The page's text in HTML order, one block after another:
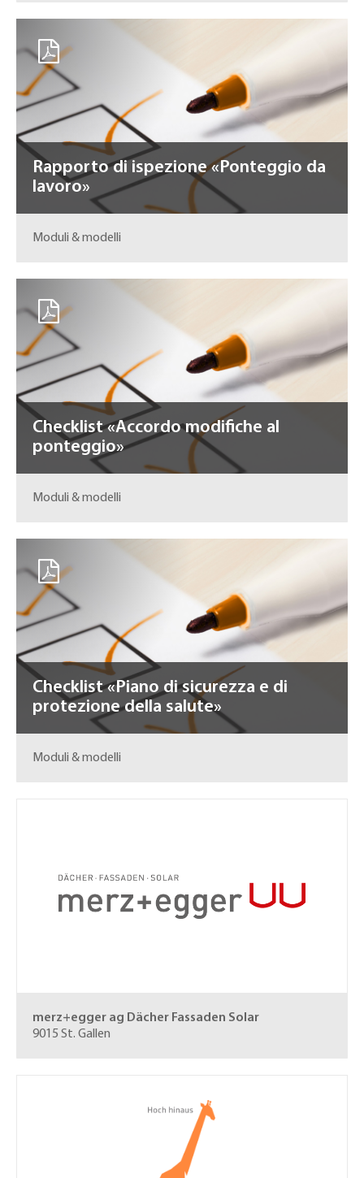
Rapporto di ispezione «Ponteggio da
lavoro»
Moduli & modelli
Checklist «Accordo modifiche al
ponteggio»
Moduli & modelli
Checklist «Piano di sicurezza e di
protezione della salute»
Moduli & modelli
merz+egger ag Dächer Fassaden Solar
9015 St. Gallen